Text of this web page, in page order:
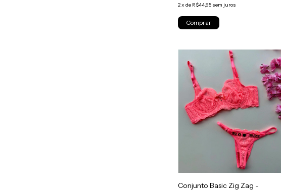
2xde R$44,95 sem juros
Comprar
Conjunto Basic Zig Zag -